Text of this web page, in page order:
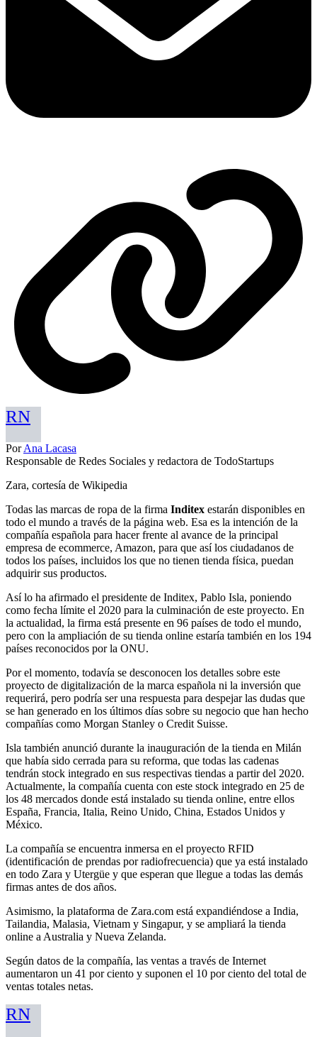
RN
PorAna Lacasa
Responsable de Redes Sociales y redactora de TodoStartups
Zara, cortesía de Wikipedia
Todas las marcas de ropa de la firma Inditex estarán disponibles en
todo el mundo a través de la página web. Esa es la intención de la
compañía española para hacer frente al avance de la principal
empresa de ecommerce, Amazon, para que así los ciudadanos de
todos los países, incluidos los que no tienen tienda física, puedan
adquirir sus productos.
Así lo ha afirmado el presidente de Inditex, Pablo Isla, poniendo
como fecha límite el 2020 para la culminación de este proyecto. En
la actualidad, la firma está presente en 96 países de todo el mundo,
pero con la ampliación de su tienda online estaría también en los 194
países reconocidos por la ONU.
Por el momento, todavía se desconocen los detalles sobre este
proyecto de digitalización de la marca española ni la inversión que
requerirá, pero podría ser una respuesta para despejar las dudas que
se han generado en los últimos días sobre su negocio que han hecho
compañías como Morgan Stanley o Credit Suisse.
Isla también anunció durante la inauguración de la tienda en Milán
que había sido cerrada para su reforma, que todas las cadenas
tendrán stock integrado en sus respectivas tiendas a partir del 2020.
Actualmente, la compañía cuenta con este stock integrado en 25 de
los 48 mercados donde está instalado su tienda online, entre ellos
España, Francia, Italia, Reino Unido, China, Estados Unidos y
México.
La compañía se encuentra inmersa en el proyecto RFID
(identificación de prendas por radiofrecuencia) que ya está instalado
en todo Zara y Utergüe y que esperan que llegue a todas las demás
firmas antes de dos años.
Asimismo, la plataforma de Zara.com está expandiéndose a India,
Tailandia, Malasia, Vietnam y Singapur, y se ampliará la tienda
online a Australia y Nueva Zelanda.
Según datos de la compañía, las ventas a través de Internet
aumentaron un 41 por ciento y suponen el 10 por ciento del total de
ventas totales netas.
RN